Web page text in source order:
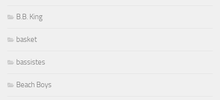
B.B. King
basket
bassistes
Beach Boys